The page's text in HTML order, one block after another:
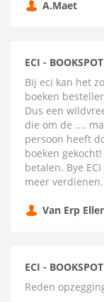
A.Maet
ECI - BOOKSPOT
Bij eci kan het
boeken
Dus een
die om de ....
persoon heeft
boeken
betalen. Bye
meer verdienen.
Van Erp
ECI - BOOKSPOT
Reden